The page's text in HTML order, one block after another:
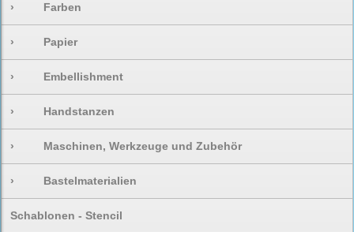
› Farben
› Papier
› Embellishment
› Handstanzen
› Maschinen, Werkzeuge und Zubehör
› Bastelmaterialien
Schablonen - Stencil